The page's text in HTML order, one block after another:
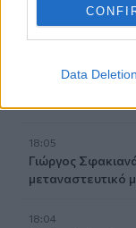
Data Deletion
Δύο συλλήψεις
βρεθεί νεκρός
Ντύθηκε
18:05
Γιώργος
μεταναστευτικό
18:04